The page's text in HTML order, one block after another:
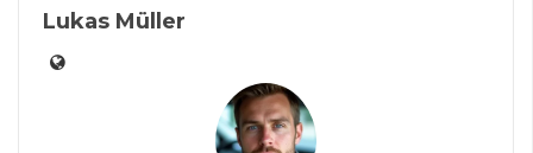
Lukas Müller